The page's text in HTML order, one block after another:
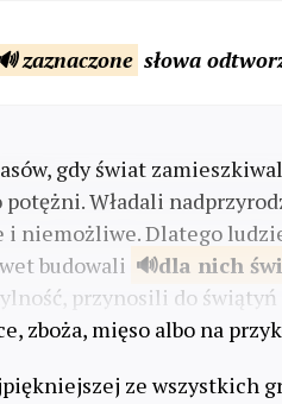
zaznaczone słowa
gdy świat
Władali
niemożliwe. Dlatego
budowali
dla nich
przynosili do świątyń
zboża, mięso albo na
ze wszystkich